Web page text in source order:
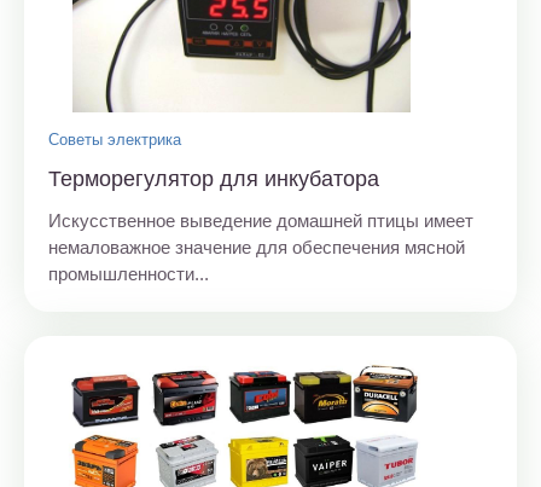
Советы электрика
Терморегулятор для инкубатора
Искусственное выведение домашней птицы имеет
немаловажное значение для обеспечения мясной
промышленности...